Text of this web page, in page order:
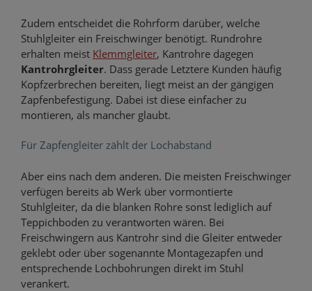
Zudem entscheidet die Rohrform darüber, welche
Stuhlgleiter ein Freischwinger benötigt. Rundrohre
erhalten meist Klemmgleiter, Kantrohre dagegen
Kantrohrgleiter. Dass gerade Letztere Kunden häufig
Kopfzerbrechen bereiten, liegt meist an der gängigen
Zapfenbefestigung. Dabei ist diese einfacher zu
montieren, als mancher glaubt.
Für Zapfengleiter zählt der Lochabstand
Aber eins nach dem anderen. Die meisten Freischwinger
verfügen bereits ab Werk über vormontierte
Stuhlgleiter, da die blanken Rohre sonst lediglich auf
Teppichboden zu verantworten wären. Bei
Freischwingern aus Kantrohr sind die Gleiter entweder
geklebt oder über sogenannte Montagezapfen und
entsprechende Lochbohrungen direkt im Stuhl
verankert.